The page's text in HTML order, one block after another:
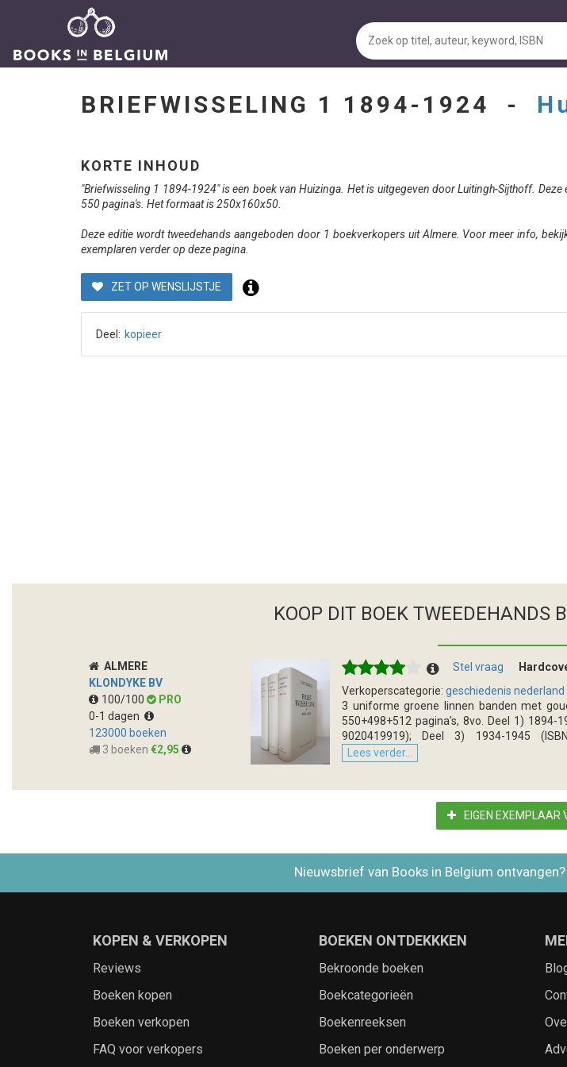
BRIEFWISSELING 1 1894-1924 -
KORTE INHOUD
"Briefwisseling 1 1894-1924" is een boek van Huizinga. Het is uitgegeven door Luitingh-Sijthoff.
550 pagina's. Het formaat is 250x160x50.
Deze editie wordt tweedehands aangeboden door 1 boekverkopers uit Almere. Voor meer info,
exemplaren verder op deze pagina.
ZET OP WENSLIJSTJE
Deel: kopieer
KOOP DIT BOEK TWEEDEHANDS
ALMERE
KLONDYKE BV
100/100
PRO
0-1 dagen
123000 boeken
3 boeken €2,95
Stel vraag
Verkoperscategorie: geschiedenis nederland
3 uniforme groene linnen banden met
550+498+512 pagina's, 8vo. Deel 1) 1894-
9020419919); Deel 3) 1934-1945
Lees verder...
EIGEN EXEMPLAAR
Nieuwsbrief van Books in Belgium ontvangen?
KOPEN & VERKOPEN
Reviews
Boeken kopen
Boeken verkopen
FAQ voor verkopers
BOEKEN ONTDEKKKEN
Bekroonde boeken
Boekcategorieën
Boekenreeksen
Boeken per onderwerp